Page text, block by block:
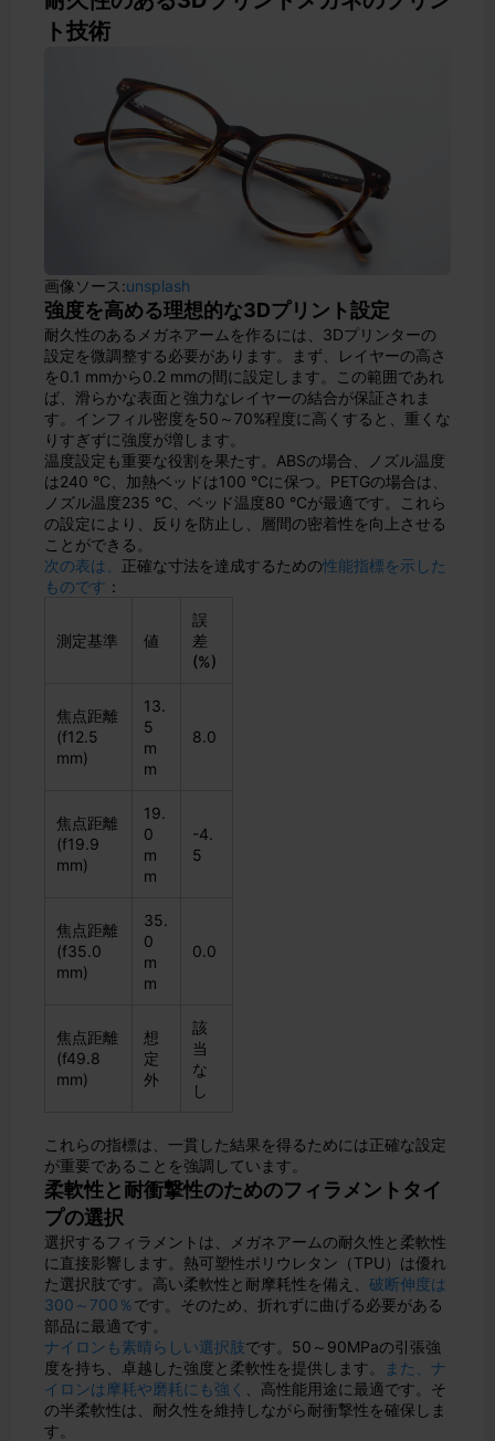
ト技術
画像ソース:unsplash
強度を高める理想的な3Dプリント設定
耐久性のあるメガネアームを作るには、3Dプリンターの
設定を微調整する必要があります。まず、レイヤーの高さ
を0.1 mmから0.2 mmの間に設定します。この範囲であれ
ば、滑らかな表面と強力なレイヤーの結合が保証されま
す。インフィル密度を50～70%程度に高くすると、重くな
りすぎずに強度が増します。
温度設定も重要な役割を果たす。ABSの場合、ノズル温度
は240 °C、加熱ベッドは100 °Cに保つ。PETGの場合は、
ノズル温度235 °C、ベッド温度80 °Cが最適です。これら
の設定により、反りを防止し、層間の密着性を向上させる
ことができる。
次の表は、 正確な寸法を達成するための性能指標を示した
ものです ：
測定基準 値
誤
差
(%)
焦点距離
(f12.5
mm)
13.
5
m
m
8.0
焦点距離
(f19.9
mm)
19.
0
m
m
-4.
5
焦点距離
(f35.0
mm)
35.
0
m
m
0.0
焦点距離
(f49.8
mm)
想
定
外
該
当
な
し
これらの指標は、一貫した結果を得るためには正確な設定
が重要であることを強調しています。
柔軟性と耐衝撃性のためのフィラメントタイ
プの選択
選択するフィラメントは、メガネアームの耐久性と柔軟性
に直接影響します。熱可塑性ポリウレタン（TPU）は優れ
た選択肢です。高い柔軟性と耐摩耗性を備え、 破断伸度は
300～700％です。そのため、折れずに曲げる必要がある
部品に最適です。
ナイロンも素晴らしい選択肢です。50～90MPaの引張強
度を持ち、卓越した強度と柔軟性を提供します。
また、ナ
イロンは摩耗や磨耗にも強く
、高性能用途に最適です。そ
の半柔軟性は、耐久性を維持しながら耐衝撃性を確保しま
す。